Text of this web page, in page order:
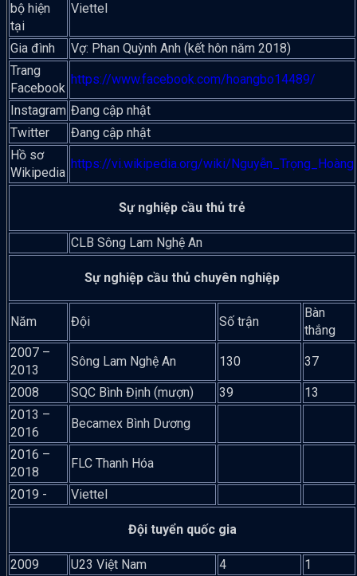
bộ hiện
tại
Viettel
Gia đình
Vợ: Phan Quỳnh Anh (kết hôn năm 2018)
Trang
Facebook
https://www.facebook.com/hoangbo14489/
Instagram Đang cập nhật
Twitter
Đang cập nhật
Hồ sơ
Wikipedia
https://vi.wikipedia.org/wiki/Nguyễn_Trọng_Hoàng
Sự nghiệp cầu thủ trẻ
CLB Sông Lam Nghệ An
Sự nghiệp cầu thủ chuyên nghiệp
Năm Đội Số trận
Bàn
thắng
2007 –
2013
Sông Lam Nghệ An 130 37
2008 SQC Bình Định (mượn) 39
13
2013 –
2016
Becamex Bình Dương
2016 –
2018
FLC Thanh Hóa
2019 - Viettel
Đội tuyển quốc gia
2009 U23 Việt Nam 4
1